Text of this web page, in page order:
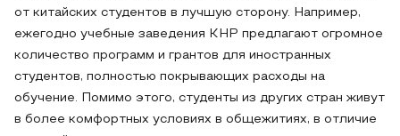
от китайских студентов в лучшую сторону. Например,
ежегодно учебные заведения КНР предлагают огромное
количество программ и грантов для иностранных
студентов, полностью покрывающих расходы на
обучение. Помимо этого, студенты из других стран живут
в более комфортных условиях в общежитиях, в отличие